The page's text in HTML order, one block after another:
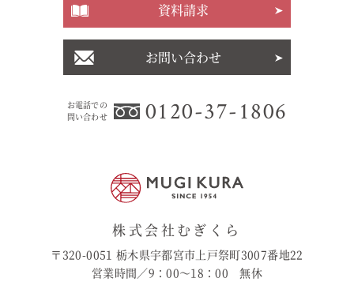
お電話での
問い合わせ
0120-37-1806
資料請求
お問い合わせ
株式会社むぎくら
〒320-0051 栃木県宇都宮市上戸祭町3007番地22
営業時間／9：00〜18：00 無休